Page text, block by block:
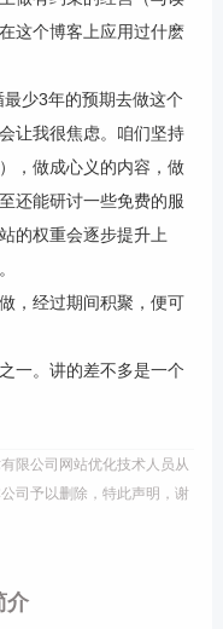
这个博客上应用过什麽
少3年的预期去做这个
让我很焦虑。咱们坚持
，做成心义的内容，做
还能研讨一些免费的服
的权重会逐步提升上
，经过期间积聚，便可
一。讲的差不多是一个
限公司网站优化技术人员从
司予以删除，特此声明，谢
介